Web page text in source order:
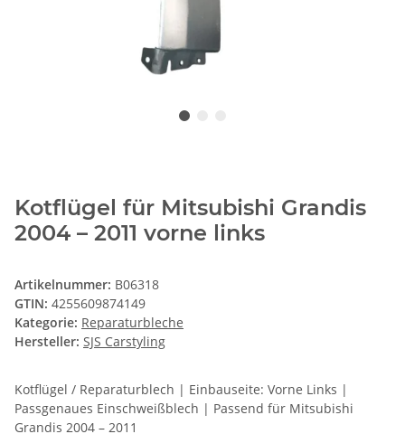
Kotflügel für Mitsubishi Grandis
2004 – 2011 vorne links
Artikelnummer: B06318
GTIN: 4255609874149
Kategorie: Reparaturbleche
Hersteller: SJS Carstyling
Kotflügel / Reparaturblech | Einbauseite: Vorne Links |
Passgenaues Einschweißblech | Passend für Mitsubishi
Grandis 2004 – 2011